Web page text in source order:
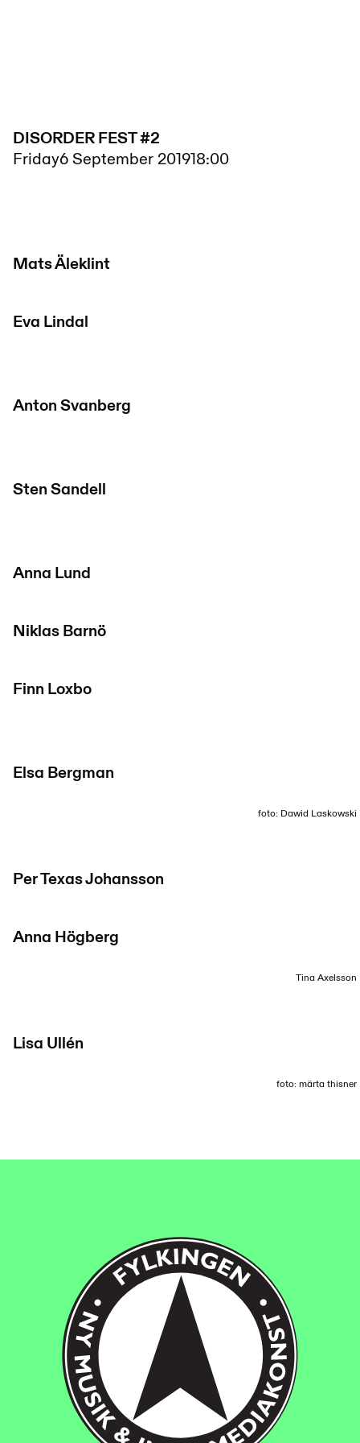
DISORDER FEST #2
Friday6 September 201918:00
Mats Äleklint
Eva Lindal
Anton Svanberg
Sten Sandell
Anna Lund
Niklas Barnö
Finn Loxbo
Elsa Bergman
foto: Dawid Laskowski
Per Texas Johansson
Anna Högberg
Tina Axelsson
Lisa Ullén
foto: märta thisner